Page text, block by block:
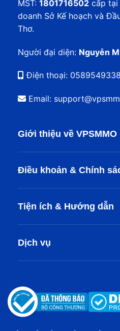
MST: 1801716502 cấp tại
doanh Sở Kế hoạch và
Thơ.
Người đại diện: Nguyễn
Điện thoại: 0589549338
Email:
Giới thiệu về VPSMMO
Điều khoản & Chính
Tiện ích & Hướng dẫn
Dịch vụ